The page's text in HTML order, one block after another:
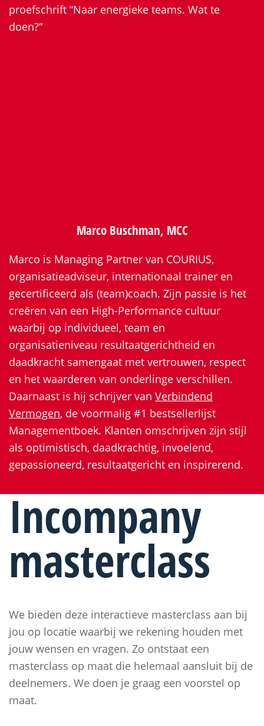
proefschrift “Naar energieke teams. Wat te
doen?“
Marco Buschman, MCC
Marco is Managing Partner van COURIUS,
organisatieadviseur, internationaal trainer en
gecertificeerd als (team)coach. Zijn passie is het
creëren van een High-Performance cultuur
waarbij op individueel, team en
organisatieniveau resultaatgerichtheid en
daadkracht samengaat met vertrouwen, respect
en het waarderen van onderlinge verschillen.
Daarnaast is hij schrijver van Verbindend
Vermogen, de voormalig #1 bestsellerlijst
Managementboek. Klanten omschrijven zijn stijl
als optimistisch, daadkrachtig, invoelend,
gepassioneerd, resultaatgericht en inspirerend.
Incompany
masterclass
We bieden deze interactieve masterclass aan bij
jou op locatie waarbij we rekening houden met
jouw wensen en vragen. Zo ontstaat een
masterclass op maat die helemaal aansluit bij de
deelnemers. We doen je graag een voorstel op
maat.